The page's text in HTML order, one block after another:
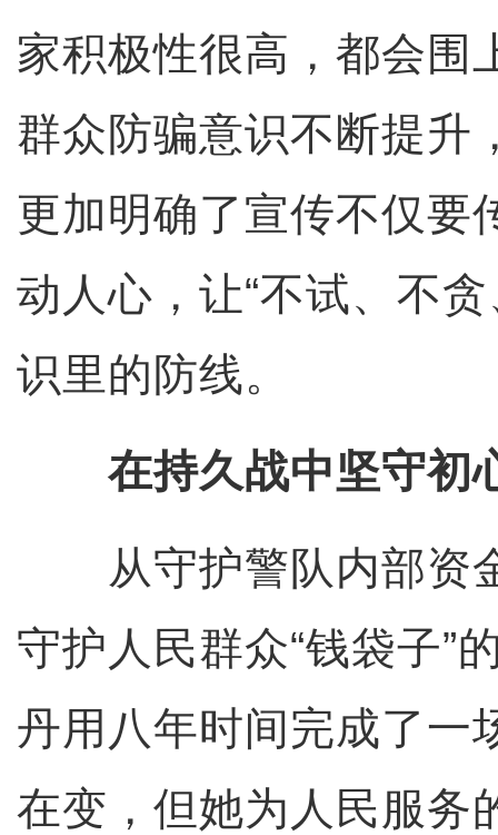
家积极性很高，都会围
群众防骗意识不断提升
更加明确了宣传不仅要
动人心，让“不试、不
识里的防线。
在持久战中坚守初
从守护警队内部资金
守护人民群众“钱袋子”
丹用八年时间完成了一
在变，但她为人民服务